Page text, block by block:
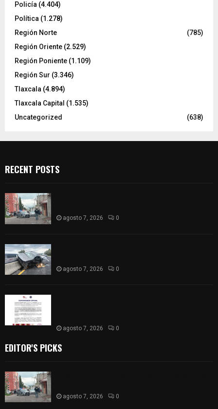
Policía (4.404)
Política (1.278)
Región Norte
(785)
Región Oriente (2.529)
Región Poniente (1.109)
Región Sur (3.346)
Tlaxcala (4.894)
Tlaxcala Capital (1.535)
Uncategorized
(638)
RECENT POSTS
agosto 7, 2026 0
agosto 7, 2026 0
agosto 7, 2026 0
EDITOR'S PICKS
agosto 7, 2026 0